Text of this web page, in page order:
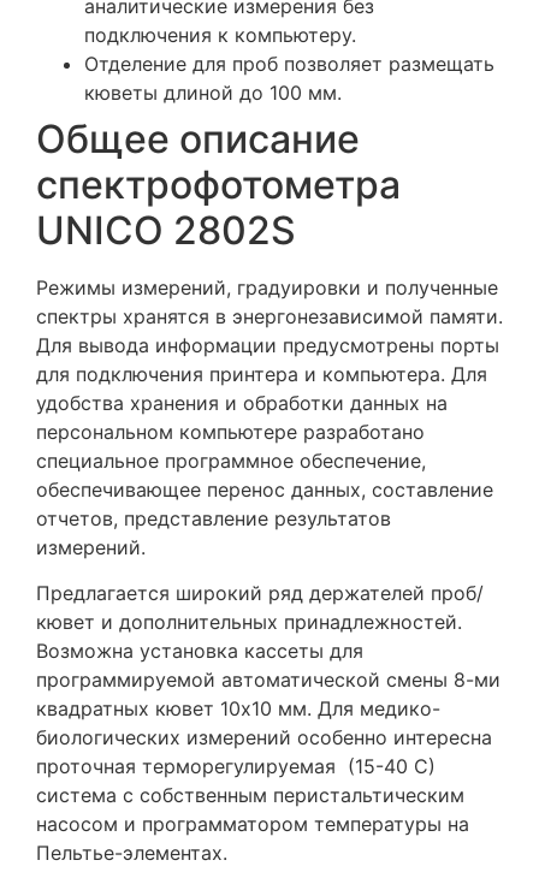
аналитические измерения без
подключения к компьютеру.
Отделение для проб позволяет размещать
кюветы длиной до 100 мм.
Общее описание
спектрофотометра
UNICO 2802S
Режимы измерений, градуировки и полученные
спектры хранятся в энергонезависимой памяти.
Для вывода информации предусмотрены порты
для подключения принтера и компьютера. Для
удобства хранения и обработки данных на
персональном компьютере разработано
специальное программное обеспечение,
обеспечивающее перенос данных, составление
отчетов, представление результатов
измерений.
Предлагается широкий ряд держателей проб/
кювет и дополнительных принадлежностей.
Возможна установка кассеты для
программируемой автоматической смены 8-ми
квадратных кювет 10х10 мм. Для медико-
биологических измерений особенно интересна
проточная терморегулируемая (15-40 С)
система с собственным перистальтическим
насосом и программатором температуры на
Пельтье-элементах.